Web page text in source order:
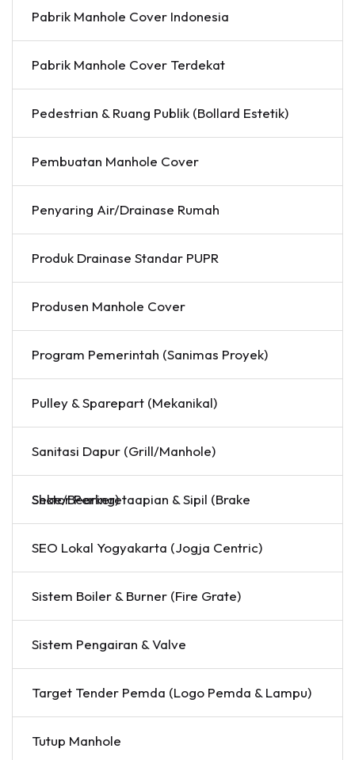
Pabrik Manhole Cover Indonesia
Pabrik Manhole Cover Terdekat
Pedestrian & Ruang Publik (Bollard Estetik)
Pembuatan Manhole Cover
Penyaring Air/Drainase Rumah
Produk Drainase Standar PUPR
Produsen Manhole Cover
Program Pemerintah (Sanimas Proyek)
Pulley & Sparepart (Mekanikal)
Sanitasi Dapur (Grill/Manhole)
Sektor Perkeretaapian & Sipil (Brake Shoe/Bearing)
SEO Lokal Yogyakarta (Jogja Centric)
Sistem Boiler & Burner (Fire Grate)
Sistem Pengairan & Valve
Target Tender Pemda (Logo Pemda & Lampu)
Tutup Manhole